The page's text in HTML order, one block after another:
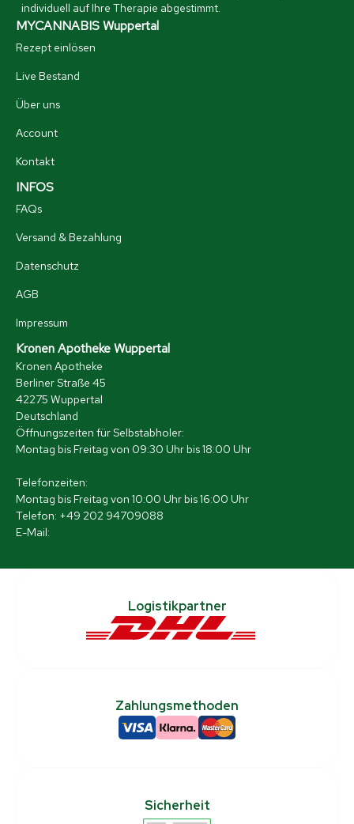
individuell auf Ihre Therapie abgestimmt.
MYCANNABIS Wuppertal
Rezept einlösen
Live Bestand
Über uns
Account
Kontakt
INFOS
FAQs
Versand & Bezahlung
Datenschutz
AGB
Impressum
Kronen Apotheke Wuppertal
Kronen Apotheke
Berliner Straße 45
42275 Wuppertal
Deutschland
Öffnungszeiten für Selbstabholer:
Montag bis Freitag von 09:30 Uhr bis 18:00 Uhr
Telefonzeiten:
Montag bis Freitag von 10:00 Uhr bis 16:00 Uhr
Telefon: +49 202 94709088
E-Mail:
Logistikpartner
Zahlungsmethoden
Sicherheit